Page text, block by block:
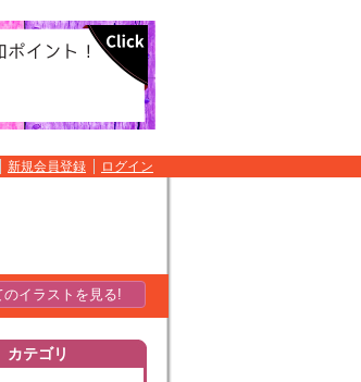
新規会員登録 ログイン
イラストを見る!
カテゴリ